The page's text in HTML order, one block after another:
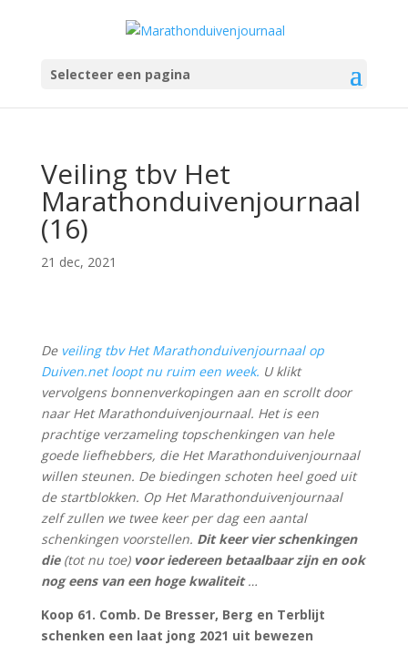
Selecteer een pagina
Veiling tbv Het
Marathonduivenjournaal
(16)
21 dec, 2021
De veiling tbv Het Marathonduivenjournaal op
Duiven.net loopt nu ruim een week. U klikt
vervolgens bonnenverkopingen aan en scrollt door
naar Het Marathonduivenjournaal. Het is een
prachtige verzameling topschenkingen van hele
goede liefhebbers, die Het Marathonduivenjournaal
willen steunen. De biedingen schoten heel goed uit
de startblokken. Op Het Marathonduivenjournaal
zelf zullen we twee keer per dag een aantal
schenkingen voorstellen. Dit keer vier schenkingen
die (tot nu toe)voor iedereen betaalbaar zijn en ook
nog eens van een hoge kwaliteit…
Koop 61. Comb. De Bresser, Berg en Terblijt
schenken een laat jong 2021 uit bewezen